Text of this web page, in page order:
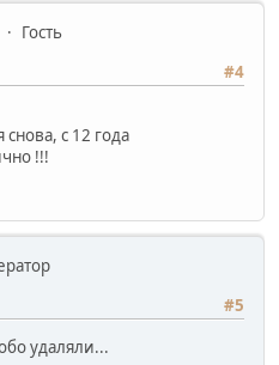
Гость
#4
с 12 года
!!!
#5
удаляли...